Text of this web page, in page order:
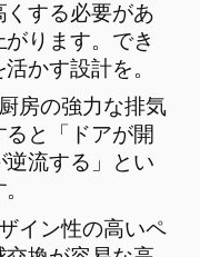
する必要があ
ります。でき
かす設計を。
厨房の強力な排気
と「ドアが開
逆流する」とい
イン性の高いペ